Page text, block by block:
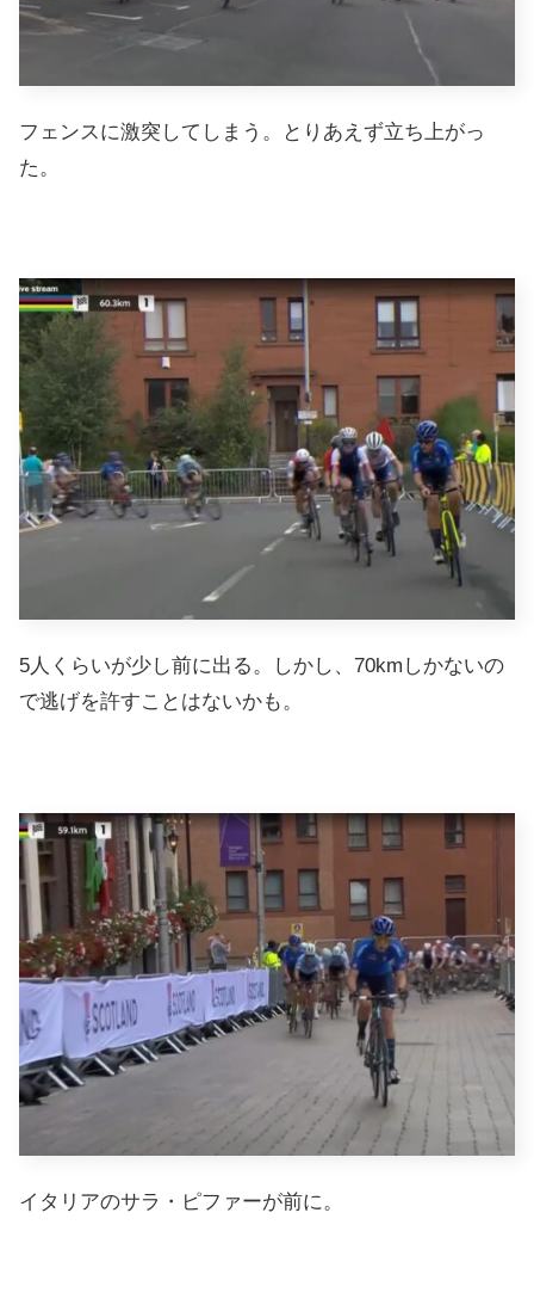
フェンスに激突してしまう。とりあえず立ち上がっ
た。
5人くらいが少し前に出る。しかし、70kmしかないの
で逃げを許すことはないかも。
イタリアのサラ・ピファーが前に。